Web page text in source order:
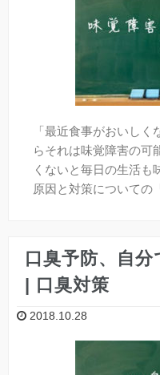
「最近食事がおいし
らそれは味覚障害の可
くないと毎日の生活も
原因と対策についての
口臭予防、自
| 口臭対策
2018.10.28